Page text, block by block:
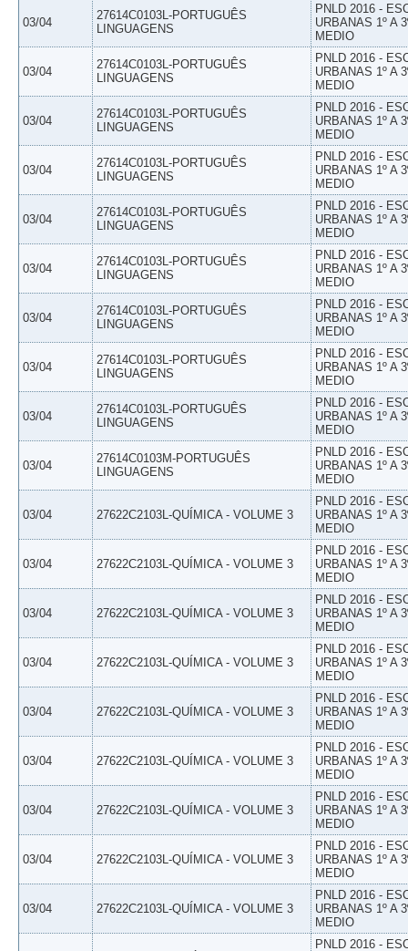
03/04
27614C0103L-PORTUGUÊS
LINGUAGENS
PNLD 2016 -
URBANAS 1º A
MEDIO
03/04
27614C0103L-PORTUGUÊS
LINGUAGENS
PNLD 2016 -
URBANAS 1º A
MEDIO
03/04
27614C0103L-PORTUGUÊS
LINGUAGENS
PNLD 2016 -
URBANAS 1º A
MEDIO
03/04
27614C0103L-PORTUGUÊS
LINGUAGENS
PNLD 2016 -
URBANAS 1º A
MEDIO
03/04
27614C0103L-PORTUGUÊS
LINGUAGENS
PNLD 2016 -
URBANAS 1º A
MEDIO
03/04
27614C0103L-PORTUGUÊS
LINGUAGENS
PNLD 2016 -
URBANAS 1º A
MEDIO
03/04
27614C0103L-PORTUGUÊS
LINGUAGENS
PNLD 2016 -
URBANAS 1º A
MEDIO
03/04
27614C0103L-PORTUGUÊS
LINGUAGENS
PNLD 2016 -
URBANAS 1º A
MEDIO
03/04
27614C0103L-PORTUGUÊS
LINGUAGENS
PNLD 2016 -
URBANAS 1º A
MEDIO
03/04
27614C0103M-PORTUGUÊS
LINGUAGENS
PNLD 2016 -
URBANAS 1º A
MEDIO
03/04 27622C2103L-QUÍMICA - VOLUME 3
PNLD 2016 -
URBANAS 1º A
MEDIO
03/04 27622C2103L-QUÍMICA - VOLUME 3
PNLD 2016 -
URBANAS 1º A
MEDIO
03/04 27622C2103L-QUÍMICA - VOLUME 3
PNLD 2016 -
URBANAS 1º A
MEDIO
03/04 27622C2103L-QUÍMICA - VOLUME 3
PNLD 2016 -
URBANAS 1º A
MEDIO
03/04 27622C2103L-QUÍMICA - VOLUME 3
PNLD 2016 -
URBANAS 1º A
MEDIO
03/04 27622C2103L-QUÍMICA - VOLUME 3
PNLD 2016 -
URBANAS 1º A
MEDIO
03/04 27622C2103L-QUÍMICA - VOLUME 3
PNLD 2016 -
URBANAS 1º A
MEDIO
03/04 27622C2103L-QUÍMICA - VOLUME 3
PNLD 2016 -
URBANAS 1º A
MEDIO
03/04 27622C2103L-QUÍMICA - VOLUME 3
PNLD 2016 -
URBANAS 1º A
MEDIO
PNLD 2016 -